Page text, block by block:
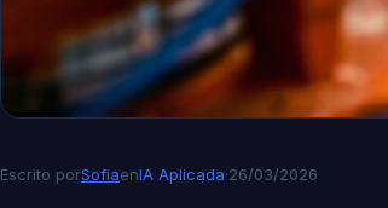
Escrito porSofiaenIA Aplicada·26/03/2026